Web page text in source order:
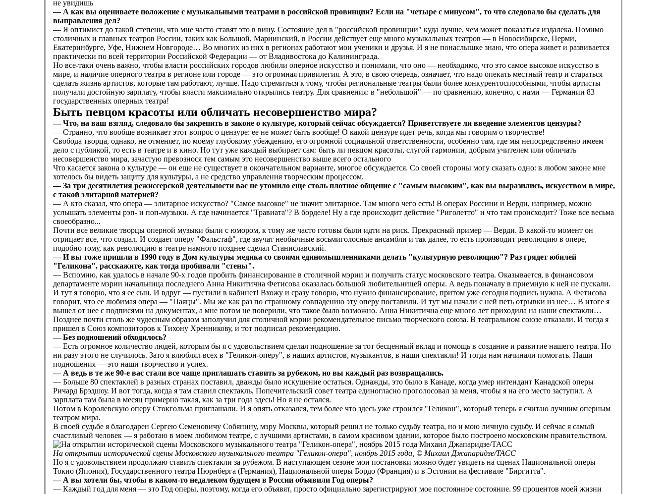
не увидишь
— А как вы оцениваете положение с музыкальными театрами в российской провинции? Если на "четыре с минусом", то что следовало бы сделать для
выправления дел?
— Я оптимист до такой степени, что мне часто ставят это в вину. Состояние дел в "российской провинции" куда лучше, чем может показаться издалека. Помимо
столичных и главных театров России, таких как Большой, Мариинский, в России действует еще много музыкальных театров — в Новосибирске, Перми,
Екатеринбурге, Уфе, Нижнем Новгороде… Во многих из них в регионах работают мои ученики и друзья. И я не понаслышке знаю, что опера живет и развивается
практически по всей территории Российской Федерации — от Владивостока до Калининграда.
Но все-таки очень важно, чтобы власти российских городов любили оперное искусство и понимали, что оно — необходимо, что это самое высокое искусство в
мире, и наличие оперного театра в регионе или городе — это огромная привилегия. А это, в свою очередь, означает, что надо опекать местный театр и стараться
сделать жизнь артистов, которые там работают, лучше. Надо стремиться к тому, чтобы региональные театры были более конкурентоспособными, чтобы артисты
получали достойную зарплату, чтобы власти максимально открылись театру. Для сравнения: в "небольшой" — по сравнению, конечно, с нами — Германии 83
государственных оперных театра!
Быть певцом красоты или обличать несовершенство мира?
— Что, на ваш взгляд, следовало бы закрепить в законе о культуре, который сейчас обсуждается? Приветствуете ли введение элементов цензуры?
— Странно, что вообще возникает этот вопрос о цензуре: ее не может быть вообще! О какой цензуре идет речь, когда мы говорим о творчестве!
Свобода творца, однако, не отменяет, по моему глубокому убеждению, его огромной социальной ответственности, особенно там, где мы непосредственно имеем
дело с публикой, то есть в театре и в кино. Но тут уже каждый выбирает сам: быть ли певцом красоты, слугой гармонии, добрым учителем или обличать
несовершенство мира, зачастую превознося тем самым это несовершенство выше всего остального
Что касается закона о культуре — он еще не существует в окончательном варианте, многое обсуждается. Со своей стороны могу сказать одно: в любом законе мне
хотелось бы видеть защиту для культуры, а не средство управления творческим процессом.
— За три десятилетия режиссерской деятельности вас не утомило еще столь плотное общение с "самым высоким", как вы выразились, искусством в мире,
с такой элитарной материей?
— А кто сказал, что опера — элитарное искусство? "Самое высокое" не значит элитарное. Там много чего есть! В операх Россини и Верди, например, можно
услышать элементы рэп- и поп-музыки. А где начинается "Травиата"? В борделе! Ну а где происходит действие "Риголетто" и что там происходит? Тоже все весьма
своеобразно...
Почти все великие творцы оперной музыки были с юмором, к тому же часто готовы были идти на риск. Прекрасный пример — Верди. В какой-то момент он
отрицает все, что создал. И создает оперу "Фальстаф", где звучат необычные восьмиголосные ансамбли и так далее, то есть производит революцию в опере,
подобно тому, как революцию в театре намного позднее сделал Станиславский.
— И вы тоже пришли в 1990 году в Дом культуры медика со своими единомышленниками делать "культурную революцию"? Раз грядет юбилей
"Геликона", расскажите, как тогда пробивали "стены".
— Вспомню, как удалось в начале 90-х годов пробить финансирование в столичной мэрии и получить статус московского театра. Оказывается, в финансовом
департаменте мэрии начальница последнего Анна Никитична Фетисова оказалась большой любительницей оперы. А ведь поначалу в приемную к ней не пускали.
И тут я говорю, что я ее сын. И вдруг — пустили в кабинет! Вхожу и сразу говорю, что нужно финансирование, притом уже сегодня подпись нужна. А Фетисова
говорит, что ее любимая опера — "Паяцы". Мы же как раз по странному совпадению эту оперу поставили. И тут мы начали с ней петь отрывки из нее… В итоге я
вышел от нее с подписями на документах, а мне потом не поверили, что такое было возможно. Анна Никитична еще много лет приходила на наши спектакли…
Позднее почти столь же чудесным образом заполучил для столичной мэрии рекомендательное письмо творческого союза. В театральном союзе отказали. И тогда я
пришел в Союз композиторов к Тихону Хренникову, и тот подписал рекомендацию.
— Без подношений обходилось?
— Есть огромное количество людей, которым бы я с удовольствием сделал подношение за тот бесценный вклад и помощь в создание и развитие нашего театра. Но
ни разу этого не случилось. Зато я влюблял всех в "Геликон-оперу", в наших артистов, музыкантов, в наши спектакли! И тогда нам начинали помогать. Наши
подношения — это наши творчество и успех.
— А ведь в те же 90-е вас стали все чаще приглашать ставить за рубежом, но вы каждый раз возвращались.
— Больше 80 спектаклей в разных странах поставил, дважды было искушение остаться. Однажды, это было в Канаде, когда умер интендант Канадской оперы
Ричард Брэдшоу. И вот тогда, когда я там ставил спектакль, Попечительский совет театра единогласно проголосовал за меня, чтобы я на его место заступил. А
зарплата там была в месяц примерно такая, как за три года здесь! Но я не остался.
Потом в Королевскую оперу Стокгольма приглашали. И я опять отказался, тем более что здесь уже строился "Геликон", который теперь я считаю лучшим оперным
театром мира.
В своей судьбе я благодарен Сергею Семеновичу Собянину, мэру Москвы, который решил не только судьбу театра, но и мою личную судьбу. И сейчас я самый
счастливый человек — я работаю в моем любимом театре, с лучшими артистами, в самом красивом здании, которое было построено московским правительством.
На открытии исторической сцены Московского музыкального театра "Геликон-опера", ноябрь 2015 года, © Михаил Джапаридзе/ТАСС
Но я с удовольствием продолжаю ставить спектакли за рубежом. В наступающем сезоне мои постановки можно будет увидеть на сценах Национальной оперы
Токио (Япония), Государственного театра Нюрнберга (Германия), Национальной оперы Бордо (Франция) и в Эстонии на фестивале "Биргитта".
— А вы хотели бы, чтобы в каком-то недалеком будущем в России объявили Год оперы?
— Каждый год для меня — это Год оперы, поэтому, когда его объявят, просто официально зарегистрируют мое постоянное состояние. 99 процентов моей жизни